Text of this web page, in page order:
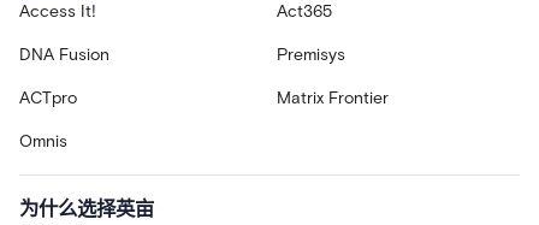
Access It!
Act365
DNA Fusion Premisys
ACTpro Matrix Frontier
Omnis
为什么选择英亩